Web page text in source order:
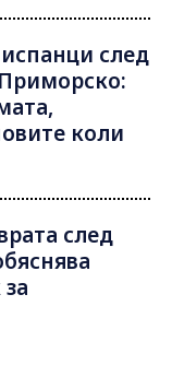
след
коли
след